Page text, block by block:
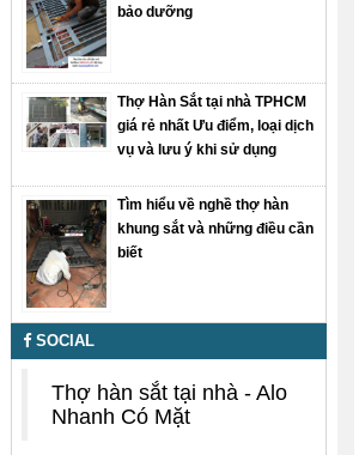
bảo dưỡng
Thợ Hàn Sắt tại nhà TPHCM
giá rẻ nhất Ưu điểm, loại dịch
vụ và lưu ý khi sử dụng
Tìm hiểu về nghề thợ hàn
khung sắt và những điều cần
biết
SOCIAL
Thợ hàn sắt tại nhà - Alo
Nhanh Có Mặt